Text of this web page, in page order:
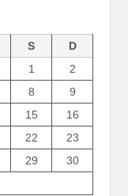
S
D
1
2
8
9
15
16
22
23
29
30